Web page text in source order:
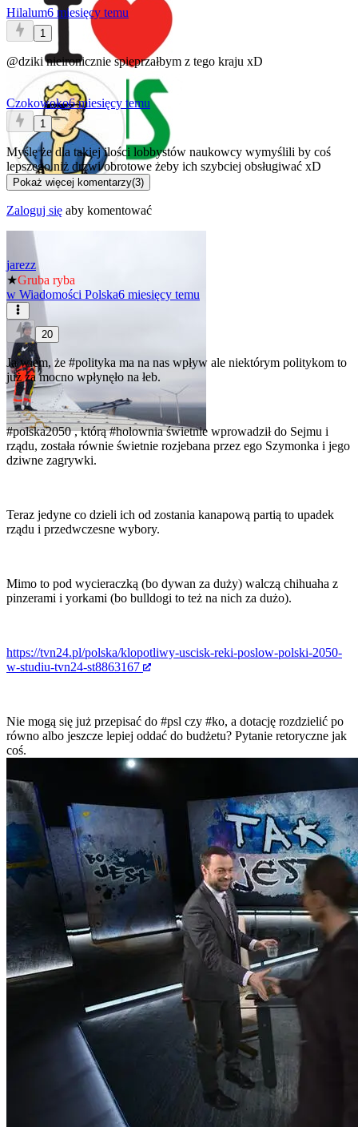
Hilalum6 miesięcy temu
1
@dzikinieironicznie spieprzałbym z tego kraju xD
Czokowoko6 miesięcy temu
1
Myślę że dla takiej ilości lobbystów naukowcy wymyślili by coś
lepszego niż drzwi obrotowe żeby ich szybciej obsługiwać xD
Pokaż więcej komentarzy(3)
Zaloguj się aby komentować
jarezz
★Gruba ryba
w Wiadomości Polska6 miesięcy temu
20
Ja wiem, że #polityka ma na nas wpływ ale niektórym politykom to
już za mocno wpłynęło na łeb.
#polska2050, którą#holowniaświetnie wprowadził do Sejmu i
rządu, została równie świetnie rozjebana przez ego Szymonka i jego
dziwne zagrywki.
Teraz jedyne co dzieli ich od zostania kanapową partią to upadek
rządu i przedwczesne wybory.
Mimo to pod wycieraczką (bo dywan za duży) walczą chihuaha z
pinzerami i yorkami (bo bulldogi to też na nich za dużo).
https://tvn24.pl/polska/klopotliwy-uscisk-reki-poslow-polski-2050-
w-studiu-tvn24-st8863167
Nie mogą się już przepisać do #psl czy #ko, a dotację rozdzielić po
równo albo jeszcze lepiej oddać do budżetu? Pytanie retoryczne jak
coś.